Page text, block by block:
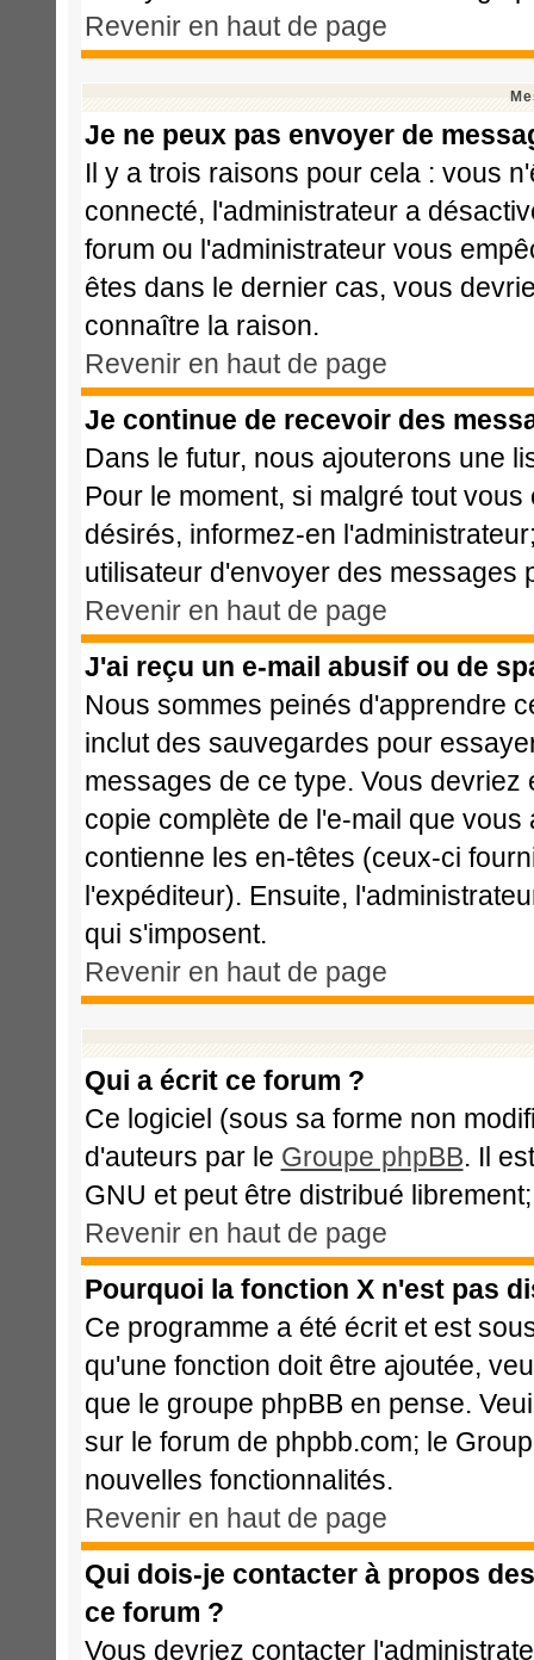
Revenir en haut de page
Je ne peux pas envoyer de
Il y a trois raisons pour cela : vous
connecté, l'administrateur a
forum ou l'administrateur vous
êtes dans le dernier cas, vous
connaître la raison.
Revenir en haut de page
Je continue de recevoir des
Dans le futur, nous ajouterons une
Pour le moment, si malgré tout
désirés, informez-en
utilisateur d'envoyer des messages
Revenir en haut de page
J'ai reçu un e-mail abusif ou de
Nous sommes peinés d'apprendre
inclut des sauvegardes pour
messages de ce type. Vous
copie complète de l'e-mail que
contienne les en-têtes (ceux-ci
l'expéditeur). Ensuite,
qui s'imposent.
Revenir en haut de page
Qui a écrit ce forum ?
Ce logiciel (sous sa forme non
d'auteurs par le Groupe phpBB. Il
GNU et peut être distribué
Revenir en haut de page
Pourquoi la fonction X n'est pas
Ce programme a été écrit et est
qu'une fonction doit être ajoutée,
que le groupe phpBB en pense.
sur le forum de phpbb.com; le
nouvelles fonctionnalités.
Revenir en haut de page
Qui dois-je contacter à propos
ce forum ?
Vous devriez contacter